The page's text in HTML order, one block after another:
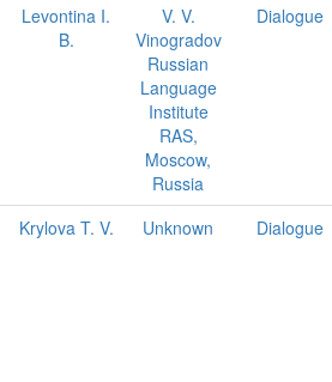
Levontina I.
B.
V. V.
Vinogradov
Russian
Language
Institute
RAS,
Moscow,
Russia
Dialogue
Krylova T. V. Unknown Dialogue